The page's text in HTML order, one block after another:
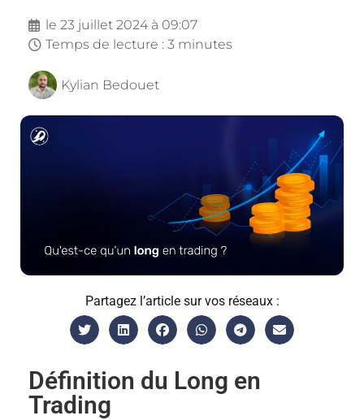
le 23 juillet 2024 à 09:07
Temps de lecture : 3 minutes
Kylian Bedouet
Partagez l’article sur vos réseaux :
Définition du Long en
Trading